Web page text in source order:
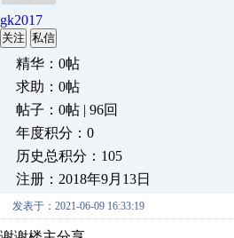
gk2017
关注 私信
精华：0帖
求助：0帖
帖子：0帖 | 96回
年度积分：0
历史总积分：105
注册：2018年9月13日
发表于：2021-06-09 16:33:19